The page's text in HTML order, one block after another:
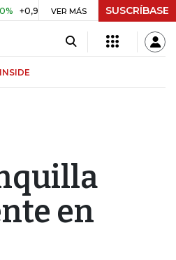
UVR $ 416,91 +$ 0,05 +0,01%
VER MÁS SUSCRÍBASE
INSIDE
en